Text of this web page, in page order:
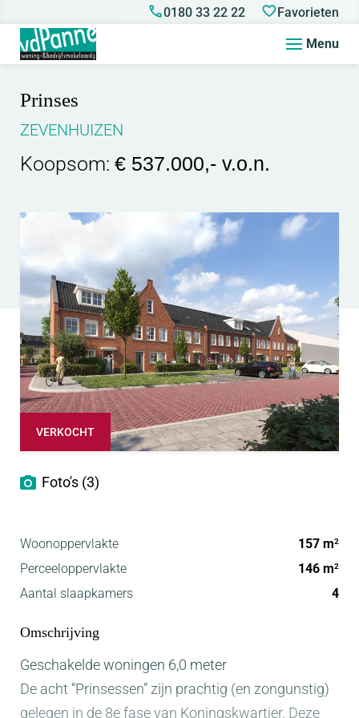
0180 33 22 22 Favorieten
Menu
Prinses
ZEVENHUIZEN
Koopsom: € 537.000,- v.o.n.
VERKOCHT
Foto's (3)
Woonoppervlakte 157 m2
Perceeloppervlakte 146 m2
Aantal slaapkamers 4
Omschrijving
Geschakelde woningen 6,0 meter
De acht “Prinsessen” zijn prachtig (en zongunstig)
gelegen in de 8e fase van Koningskwartier. Deze